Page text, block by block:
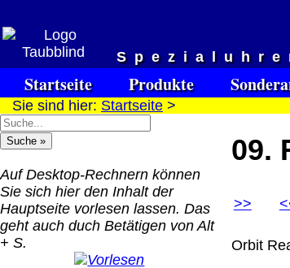
Startseite Produkte
Sie sind hier: Startseite >
Auf Desktop-Rechnern können
Sie sich hier den Inhalt der
Hauptseite vorlesen lassen. Das
geht auch duch Betätigen von Alt
+ S.
09.
>>
Orbit
QR Code:
Versandkosten
bis 5kg
6.95 €
EU (inkl.
Vorkasse:
EU (inkl.